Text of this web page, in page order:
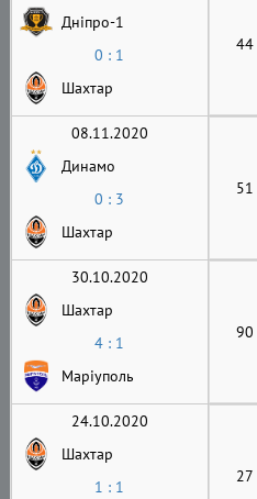
Дніпро-1
0 : 1
Шахтар
44
08.11.2020
Динамо
0 : 3
Шахтар
51
30.10.2020
Шахтар
4 : 1
Маріуполь
90
24.10.2020
Шахтар
1 : 1
27